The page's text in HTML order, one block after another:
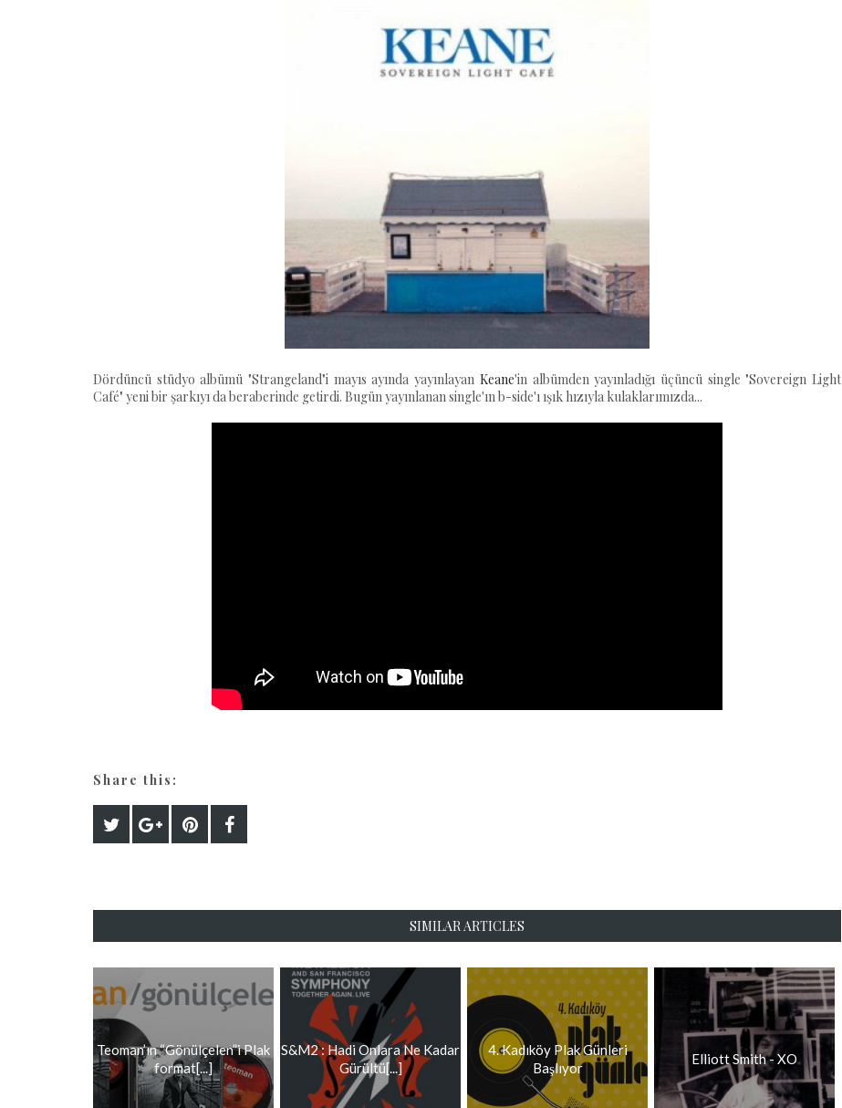
Dördüncü stüdyo albümü "Strangeland"i mayıs ayında yayınlayan Keane'in albümden yayınladığı üçüncü single "Sovereign Light
Café" yeni bir şarkıyı da beraberinde getirdi. Bugün yayınlanan single'ın b-side'ı ışık hızıyla kulaklarımızda...
Share this:
SIMILAR ARTICLES
Teoman’ın “Gönülçelen”i Plak
format[...]
S&M2 : Hadi Onlara Ne Kadar
Gürültü[...]
4. Kadıköy Plak Günleri
Başlıyor
Elliott Smith - XO